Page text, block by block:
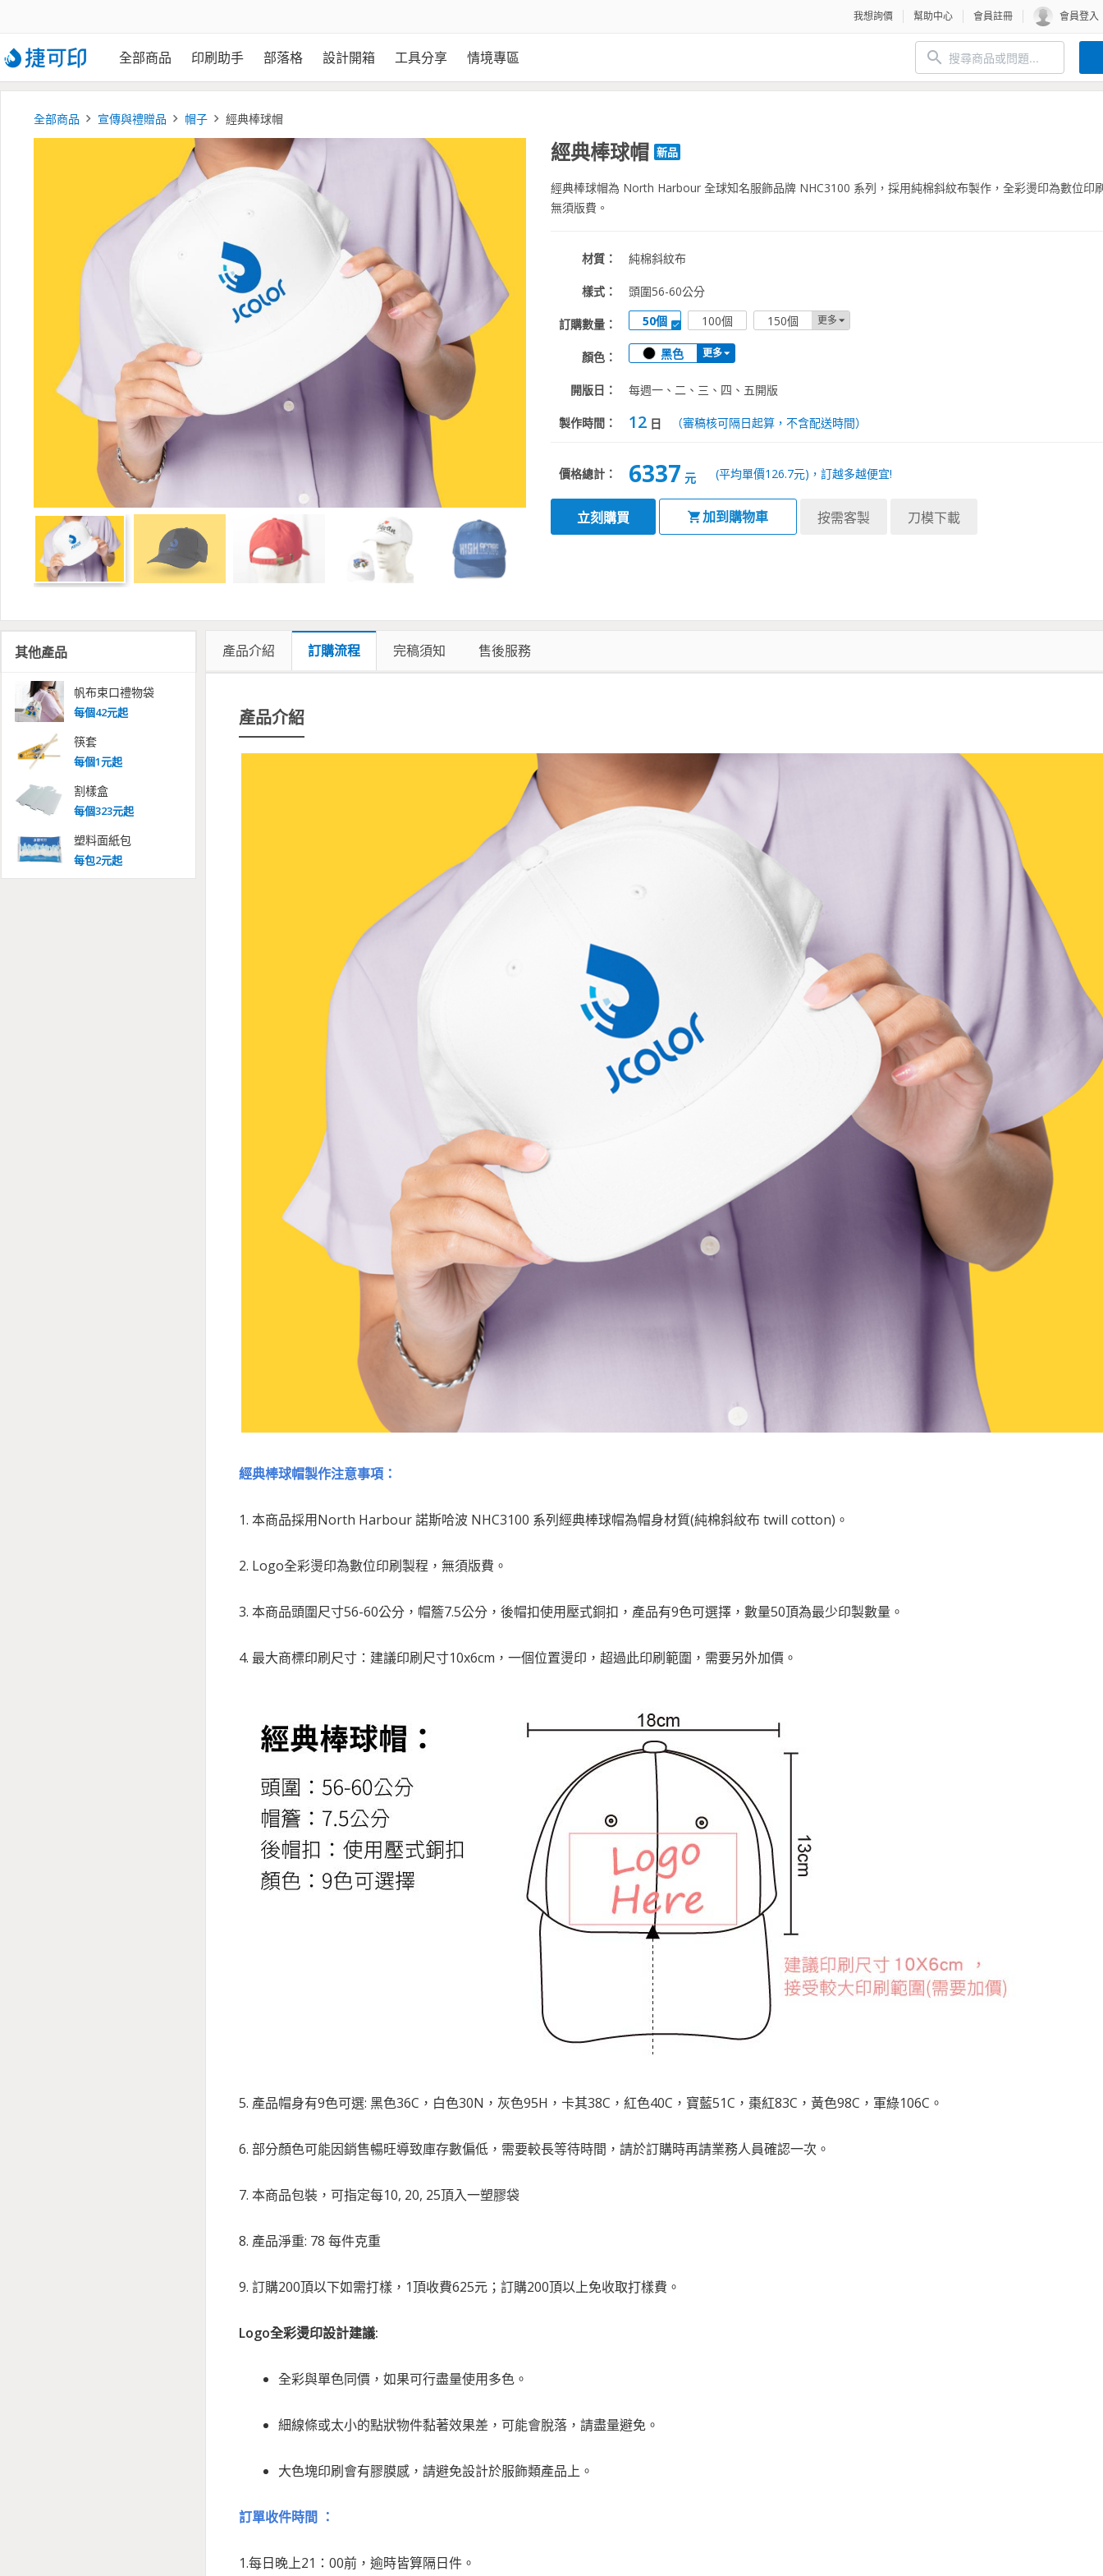
我想詢價 幫助中心 會員註冊 會員登入
全部商品 印刷助手 部落格 設計開箱 工具分享 情境專區
全部商品 宣傳與禮贈品 帽子 經典棒球帽
經典棒球帽 新品
經典棒球帽為 North Harbour 全球知名服飾品牌 NHC3100 系列，採用純棉斜紋布製作，全彩燙印為數位印
無須版費。
材質： 純棉斜紋布
樣式： 頭圍56-60公分
訂購數量： 50個 100個 150個 更多
顏色： 黑色 更多
開版日： 每週一、二、三、四、五開版
製作時間： 12 日 （審稿核可隔日起算，不含配送時間）
價格總計： 6337 元 (平均單價126.7元)，訂越多越便宜!
立刻購買 加到購物車 按需客製 刀模下載
其他產品
帆布束口禮物袋
每個42元起
筷套
每個1元起
割樣盒
每個323元起
塑料面紙包
每包2元起
產品介紹 訂購流程 完稿須知 售後服務
產品介紹
經典棒球帽製作注意事項：
1. 本商品採用North Harbour 諾斯哈波 NHC3100 系列經典棒球帽為帽身材質(純棉斜紋布 twill cotton)。
2. Logo全彩燙印為數位印刷製程，無須版費。
3. 本商品頭圍尺寸56-60公分，帽簷7.5公分，後帽扣使用壓式銅扣，產品有9色可選擇，數量50頂為最少印製數量。
4. 最大商標印刷尺寸：建議印刷尺寸10x6cm，一個位置燙印，超過此印刷範圍，需要另外加價。
5. 產品帽身有9色可選: 黑色36C，白色30N，灰色95H，卡其38C，紅色40C，寶藍51C，棗紅83C，黃色98C，軍綠106C。
6. 部分顏色可能因銷售暢旺導致庫存數偏低，需要較長等待時間，請於訂購時再請業務人員確認一次。
7. 本商品包裝，可指定每10, 20, 25頂入一塑膠袋
8. 產品淨重: 78 每件克重
9. 訂購200頂以下如需打樣，1頂收費625元；訂購200頂以上免收取打樣費。
Logo全彩燙印設計建議:
全彩與單色同價，如果可行盡量使用多色。
細線條或太小的點狀物件黏著效果差，可能會脫落，請盡量避免。
大色塊印刷會有膠膜感，請避免設計於服飾類產品上。
訂單收件時間 ：
1.每日晚上21：00前，逾時皆算隔日件。